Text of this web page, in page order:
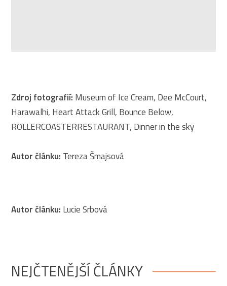
Zdroj fotografií: Museum of Ice Cream, Dee McCourt,
Harawalhi, Heart Attack Grill, Bounce Below,
ROLLERCOASTERRESTAURANT, Dinner in the sky
Autor článku: Tereza Šmajsová
Autor článku: Lucie Srbová
NEJČTENĚJŠÍ ČLÁNKY